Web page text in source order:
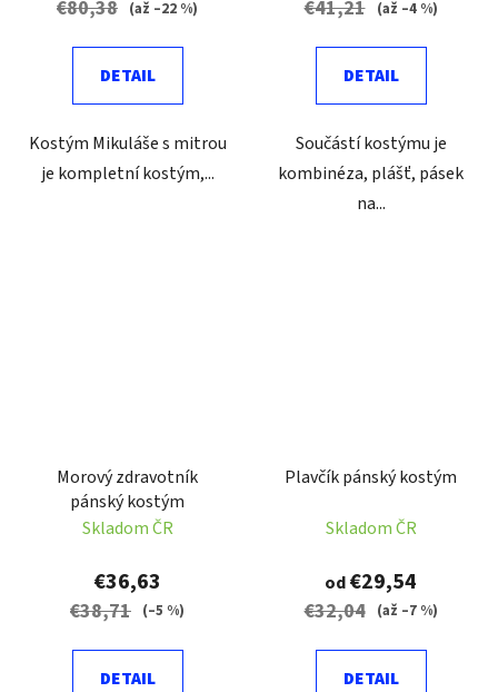
€80,38 (až –22 %)
DETAIL
Kostým Mikuláše s mitrou
je kompletní kostým,...
€41,21 (až –4 %)
DETAIL
Součástí kostýmu je
kombinéza, plášť, pásek
na...
Morový zdravotník
pánský kostým
Skladom ČR
€36,63
€38,71 (–5 %)
DETAIL
Plavčík pánský kostým
Skladom ČR
od€29,54
€32,04 (až –7 %)
DETAIL